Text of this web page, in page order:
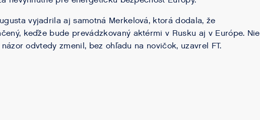
vyjadrila aj samotná Merkelová, ktorá dodala, že
keďže bude prevádzkovaný aktérmi v Rusku aj v Európe. Nie
odvtedy zmenil, bez ohľadu na novičok, uzavrel FT.